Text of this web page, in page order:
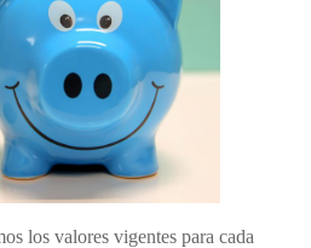
los valores vigentes para cada